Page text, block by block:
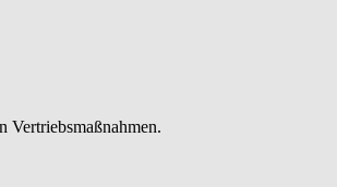
Vertriebsmaßnahmen.